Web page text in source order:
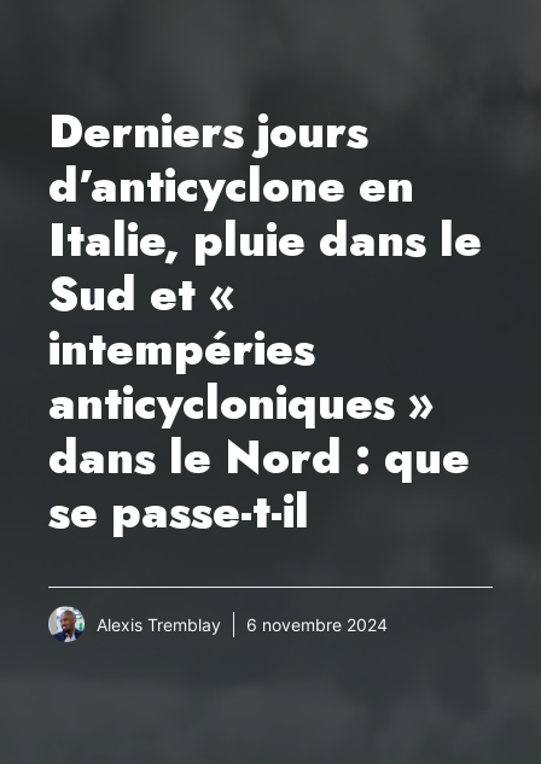
Derniers jours
d’anticyclone en
Italie, pluie dans le
Sud et «
intempéries
anticycloniques »
dans le Nord : que
se passe-t-il
Alexis Tremblay 6 novembre 2024